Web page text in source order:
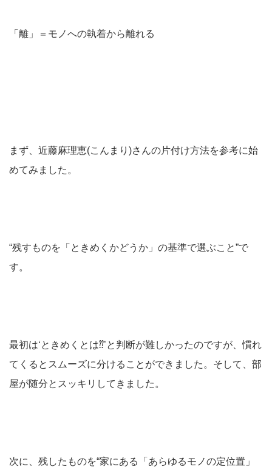
「離」＝モノへの執着から離れる
まず、近藤麻理恵(こんまり)さんの片付け方法を参考に始
めてみました。
“残すものを「ときめくかどうか」の基準で選ぶこと”で
す。
最初は‘ときめくとは⁇’と判断が難しかったのですが、慣れ
てくるとスムーズに分けることができました。そして、部
屋が随分とスッキリしてきました。
次に、残したものを“家にある「あらゆるモノの定位置」